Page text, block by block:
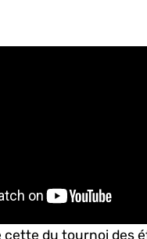
cette du tournoi des